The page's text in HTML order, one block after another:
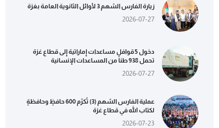
زيارة الفارس الشهم 3 لأوائل الثانوية العامة بغزة
2026-07-27
دخول 5 قوافل مساعدات إماراتية إلى قطاع غزة
تحمل 938 طناً من المساعدات الإنسانية
2026-07-27
عملية الفارس الشهم (3) تُكرّم 600 حافظٍ وحافظةٍ
لكتاب الله في قطاع غزة
2026-07-23